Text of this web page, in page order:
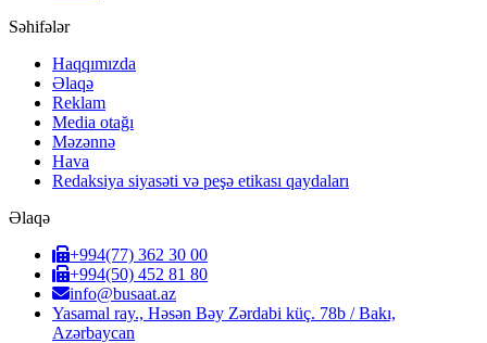
Səhifələr
Haqqımızda
Əlaqə
Reklam
Media otağı
Məzənnə
Hava
Redaksiya siyasəti və peşə etikası qaydaları
Əlaqə
+994(77) 362 30 00
+994(50) 452 81 80
info@busaat.az
Yasamal ray., Həsən Bəy Zərdabi küç. 78b / Bakı,
Azərbaycan